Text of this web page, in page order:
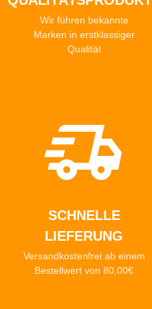
Wir führen bekannte
Marken in erstklassiger
Qualität
SCHNELLE
LIEFERUNG
Versandkostenfrei ab einem
Bestellwert von 80,00€